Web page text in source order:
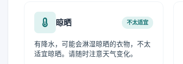
晾晒 不太适宜
有降水，可能会淋湿晾晒的衣物，不太
适宜晾晒。请随时注意天气变化。